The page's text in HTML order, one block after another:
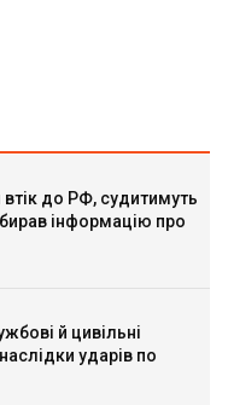
до РФ, судитимуть
інформацію про
й цивільні
ударів по